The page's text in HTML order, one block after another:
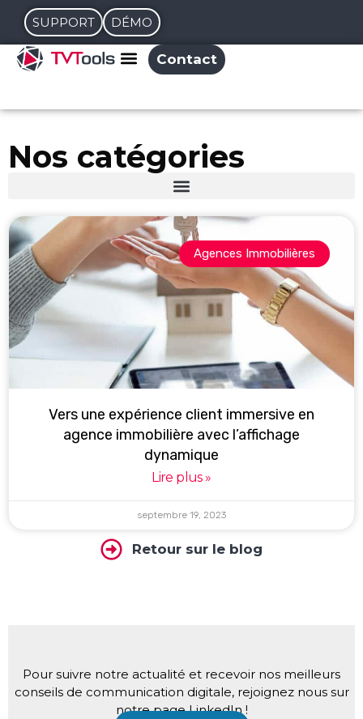
SUPPORT DÉMO
Contact
Nos catégories
Agences Immobilières
Vers une expérience client immersive en
agence immobilière avec l’affichage
dynamique
Lire plus »
septembre 19, 2023
Retour sur le blog
Pour suivre notre actualité et recevoir nos meilleurs
conseils de communication digitale, rejoignez nous sur
notre page LinkedIn !